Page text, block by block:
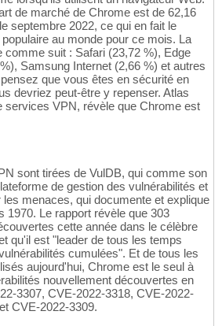
de marché de Chrome est de 62,16
septembre 2022, ce qui en fait le
au monde pour ce mois. La
comme suit : Safari (23,72 %), Edge
Samsung Internet (2,66 %) et autres
que vous êtes en sécurité en
devriez peut-être y repenser. Atlas
services VPN, révèle que Chrome est
sont tirées de VulDB, qui comme son
de gestion des vulnérabilités et
menaces, qui documente et explique
1970. Le rapport révèle que 303
cette année dans le célèbre
qu'il est "leader de tous les temps
cumulées". Et de tous les
aujourd'hui, Chrome est le seul à
nouvellement découvertes en
3307, CVE-2022-3318, CVE-2022-
CVE-2022-3309.